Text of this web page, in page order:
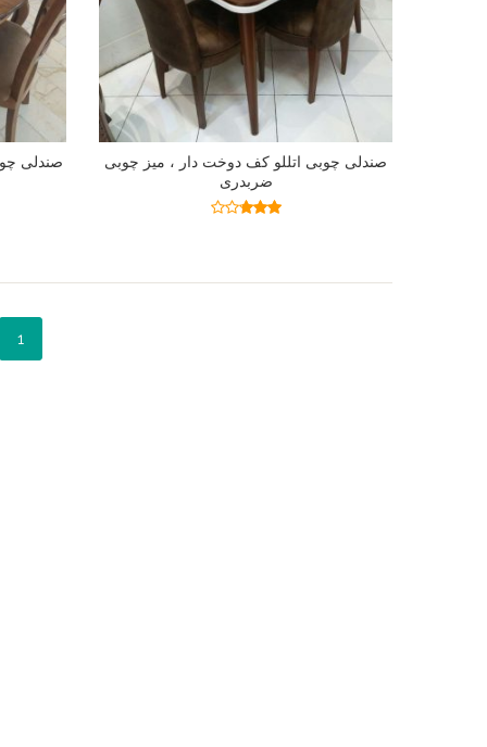
صندلی چوبی اتللو کف دوخت دار ، میز چوبی
ضربدری
اطلاعات بیشتر
صندلی
1